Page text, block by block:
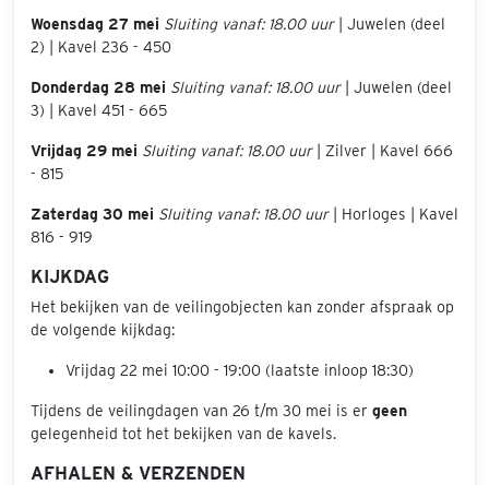
Woensdag 27 mei Sluiting vanaf: 18.00 uur| Juwelen (deel
2) | Kavel 236 - 450
Donderdag 28 mei Sluiting vanaf: 18.00 uur| Juwelen (deel
3) | Kavel 451 - 665
Vrijdag 29 mei Sluiting vanaf: 18.00 uur| Zilver | Kavel 666
- 815
Zaterdag 30 mei Sluiting vanaf: 18.00 uur| Horloges | Kavel
816 - 919
KIJKDAG
Het bekijken van de veilingobjecten kan zonder afspraak op
de volgende kijkdag:
Vrijdag 22 mei 10:00 - 19:00 (laatste inloop 18:30)
Tijdens de veilingdagen van 26 t/m 30 mei is er geen
gelegenheid tot het bekijken van de kavels.
AFHALEN & VERZENDEN